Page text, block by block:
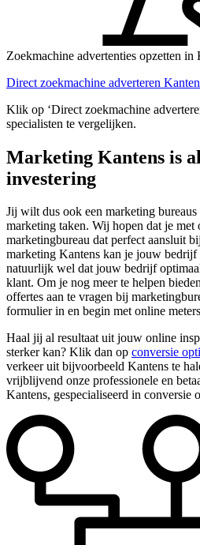
Zoekmachine advertenties opzetten in
Direct zoekmachine adverteren
Klik op ‘Direct zoekmachine
specialisten te vergelijken.
Marketing Kantens is
investering
Jij wilt dus ook een marketing
marketing taken. Wij hopen dat je
marketingbureau dat perfect aansluit
marketing Kantens kan je jouw
natuurlijk wel dat jouw bedrijf
klant. Om je nog meer te helpen
offertes aan te vragen bij
formulier in en begin met online
Haal jij al resultaat uit jouw online
sterker kan? Klik dan op conversie
verkeer uit bijvoorbeeld Kantens te
vrijblijvend onze professionele en
Kantens, gespecialiseerd in conversie